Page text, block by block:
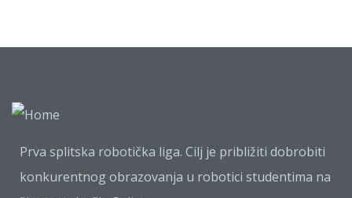
Prva splitska robotička liga. Cilj je približiti dobrobiti
konkurentnog obrazovanja u robotici studentima na